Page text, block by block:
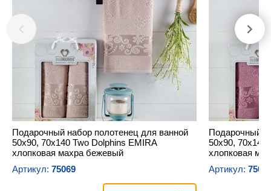
Подарочный набор полотенец для ванной
50х90, 70х140 Two Dolphins EMIRA
хлопковая махра бежевый
Артикул: 75069
Подарочный
50х90, 70х140
хлопковая
Артикул: